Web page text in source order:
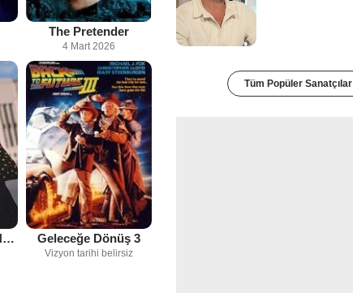
The Pretender
4 Mart 2026
Lois & Clark: The New Adventures of Superman Geleceğe Dönüş 3
Vizyon tarihi belirsiz
Tüm Popüler Sanatçılar